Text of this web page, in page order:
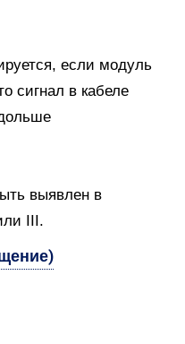
если модуль
сигнал в кабеле
выявлен в
III.